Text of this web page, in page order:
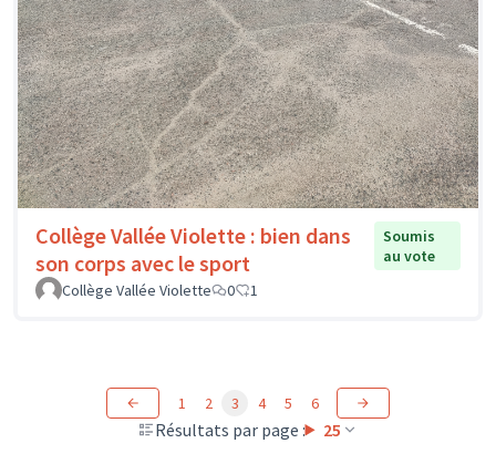
Collège Vallée Violette : bien dans
son corps avec le sport
Soumis
au vote
Collège Vallée Violette
0 1
Résultats par page : 25
1 2 3 4 5 6